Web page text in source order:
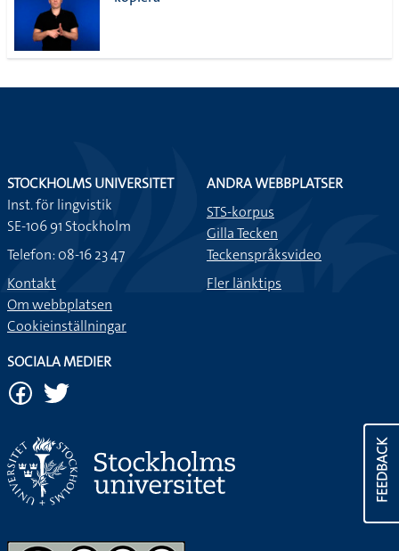
FEEDBACK
STOCKHOLMS UNIVERSITET
Inst. för lingvistik
SE-106 91 Stockholm
Telefon: 08-16 23 47
Kontakt
Om webbplatsen
Cookieinställningar
ANDRA WEBBPLATSER
STS-korpus
Gilla Tecken
Teckenspråksvideo
Fler länktips
SOCIALA MEDIER